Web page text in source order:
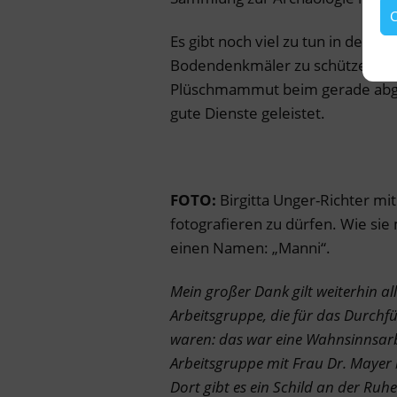
Es gibt noch viel zu tun in der
Bodendenkmäler zu schützen.
Plüschmammut beim gerade
gute Dienste geleistet.
FOTO: Birgitta Unger-Richter
fotografieren zu dürfen. Wie
einen Namen: „Manni“.
Mein großer Dank gilt weiterhin
Arbeitsgruppe, die für das
waren: das war eine
Arbeitsgruppe mit Frau Dr.
Dort gibt es ein Schild an der